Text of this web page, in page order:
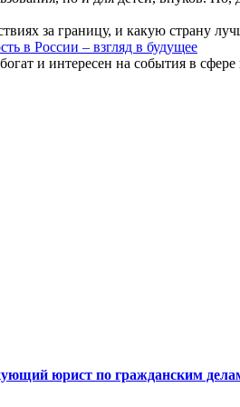
за границу, и какую страну
в России – взгляд в будущее
и интересен на события в
юрист по гражданским